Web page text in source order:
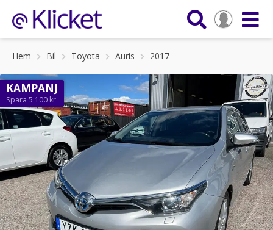
Hem Bil Toyota Auris 2017
KAMPANJ
Spara 5 100 kr